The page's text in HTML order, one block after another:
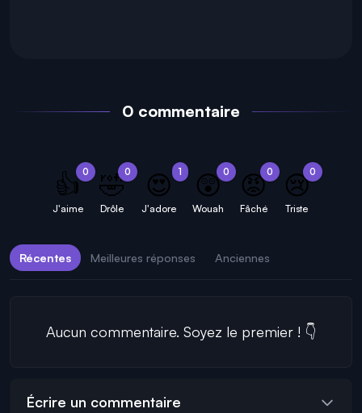
0 commentaire
0
👍
J'aime
0
🤣
Drôle
1
😍
J'adore
0
😲
Wouah
0
😡
Fâché
0
😢
Triste
Récentes Meilleures réponses Anciennes
Aucun commentaire. Soyez le premier ! 👇
Écrire un commentaire